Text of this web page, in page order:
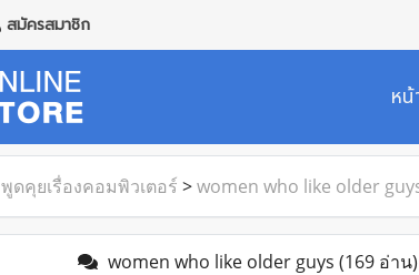
สมัครสมาชิก
ห
พูดคุยเรื่องคอมพิวเตอร์ >women who like older
women who like older guys (169 อ่าน)